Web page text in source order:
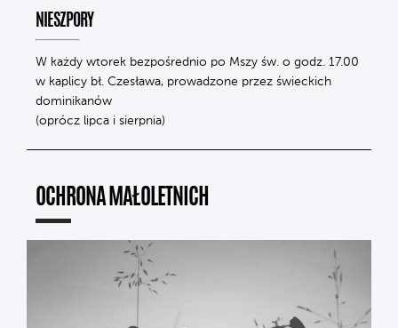
NIESZPORY
W każdy wtorek bezpośrednio po Mszy św. o godz. 17.00
w kaplicy bł. Czesława, prowadzone przez świeckich
dominikanów
(oprócz lipca i sierpnia)
OCHRONA MAŁOLETNICH